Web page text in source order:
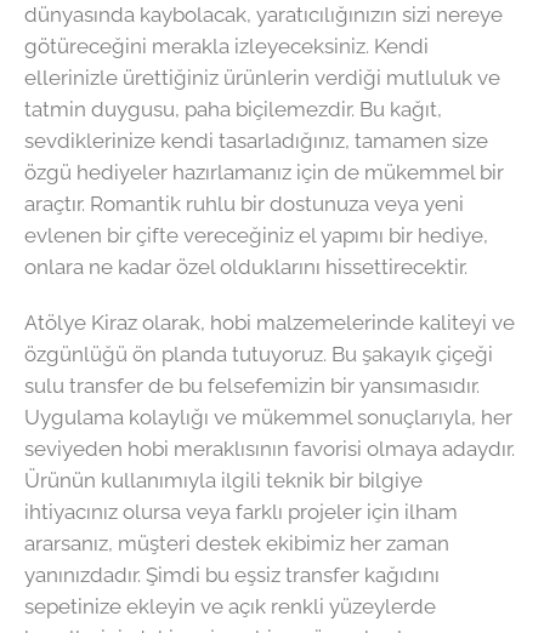
dünyasında kaybolacak, yaratıcılığınızın sizi nereye
götüreceğini merakla izleyeceksiniz. Kendi
ellerinizle ürettiğiniz ürünlerin verdiği mutluluk ve
tatmin duygusu, paha biçilemezdir. Bu kağıt,
sevdiklerinize kendi tasarladığınız, tamamen size
özgü hediyeler hazırlamanız için de mükemmel bir
araçtır. Romantik ruhlu bir dostunuza veya yeni
evlenen bir çifte vereceğiniz el yapımı bir hediye,
onlara ne kadar özel olduklarını hissettirecektir.
Atölye Kiraz olarak, hobi malzemelerinde kaliteyi ve
özgünlüğü ön planda tutuyoruz. Bu şakayık çiçeği
sulu transfer de bu felsefemizin bir yansımasıdır.
Uygulama kolaylığı ve mükemmel sonuçlarıyla, her
seviyeden hobi meraklısının favorisi olmaya adaydır.
Ürünün kullanımıyla ilgili teknik bir bilgiye
ihtiyacınız olursa veya farklı projeler için ilham
ararsanız, müşteri destek ekibimiz her zaman
yanınızdadır. Şimdi bu eşsiz transfer kağıdını
sepetinize ekleyin ve açık renkli yüzeylerde